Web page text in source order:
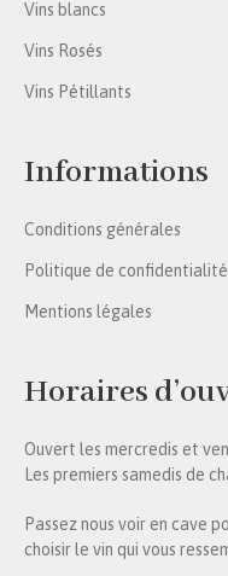
Vins blancs
Vins Rosés
Vins Pétillants
Informations
Conditions générales
Politique de confidentialité
Mentions légales
Horaires
Ouvert les mercredis et
Les premiers samedis de
Passez nous voir en cave
choisir le vin qui vous